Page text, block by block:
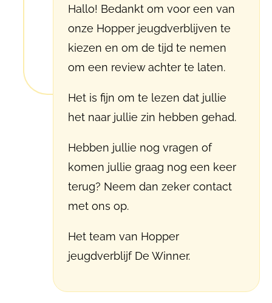
Hallo! Bedankt om voor een van
onze Hopper jeugdverblijven te
kiezen en om de tijd te nemen
om een review achter te laten.
Het is fijn om te lezen dat jullie
het naar jullie zin hebben gehad.
Hebben jullie nog vragen of
komen jullie graag nog een keer
terug? Neem dan zeker contact
met ons op.
Het team van Hopper
jeugdverblijf De Winner.